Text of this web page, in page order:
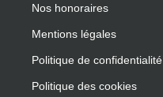
Nos honoraires
Mentions légales
Politique de confidentialité
Politique des cookies